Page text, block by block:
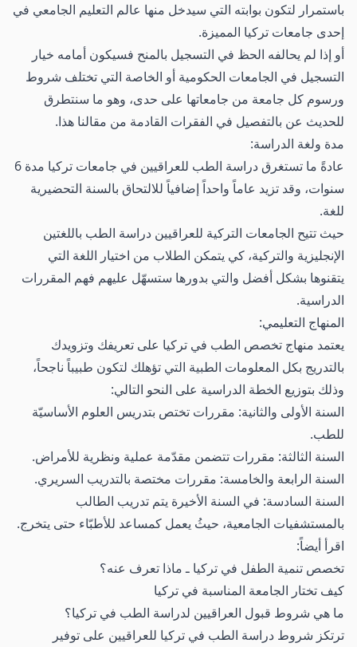
باستمرار لتكون بوابته التي سيدخل منها عالم التعليم الجامعي في
إحدى جامعات تركيا المميزة.
أو إذا لم يحالفه الحظ في التسجيل بالمنح فسيكون أمامه خيار
التسجيل في الجامعات الحكومية أو الخاصة التي تختلف شروط
ورسوم كل جامعة من جامعاتها على حدى، وهو ما سنتطرق
للحديث عن بالتفصيل في الفقرات القادمة من مقالنا هذا.
مدة ولغة الدراسة:
عادةً ما تستغرق دراسة الطب للعراقيين في جامعات تركيا مدة 6
سنوات، وقد تزيد عاماً واحداً إضافياً للالتحاق بالسنة التحضيرية
للغة.
حيث تتيح الجامعات التركية للعراقيين دراسة الطب باللغتين
الإنجليزية والتركية، كي يتمكن الطلاب من اختيار اللغة التي
يتقنوها بشكل أفضل والتي بدورها ستسهّل عليهم فهم المقررات
الدراسية.
المنهاج التعليمي:
يعتمد منهاج تخصص الطب في تركيا على تعريفك وتزويدك
بالتدريج بكل المعلومات الطبية التي تؤهلك لتكون طبيباً ناجحاً،
وذلك بتوزيع الخطة الدراسية على النحو التالي:
السنة الأولى والثانية: مقررات تختص بتدريس العلوم الأساسيّة
للطب.
السنة الثالثة: مقررات تتضمن مقدّمة عملية ونظرية للأمراض.
السنة الرابعة والخامسة: مقررات مختصة بالتدريب السريري.
السنة السادسة: في السنة الأخيرة يتم تدريب الطالب
بالمستشفيات الجامعية، حيثُ يعمل كمساعد للأطبّاء حتى يتخرج.
اقرأ أيضاً:
تخصص تنمية الطفل في تركيا ـ ماذا تعرف عنه؟
كيف تختار الجامعة المناسبة في تركيا
ما هي شروط قبول العراقيين لدراسة الطب في تركيا؟
ترتكز شروط دراسة الطب في تركيا للعراقيين على توفير